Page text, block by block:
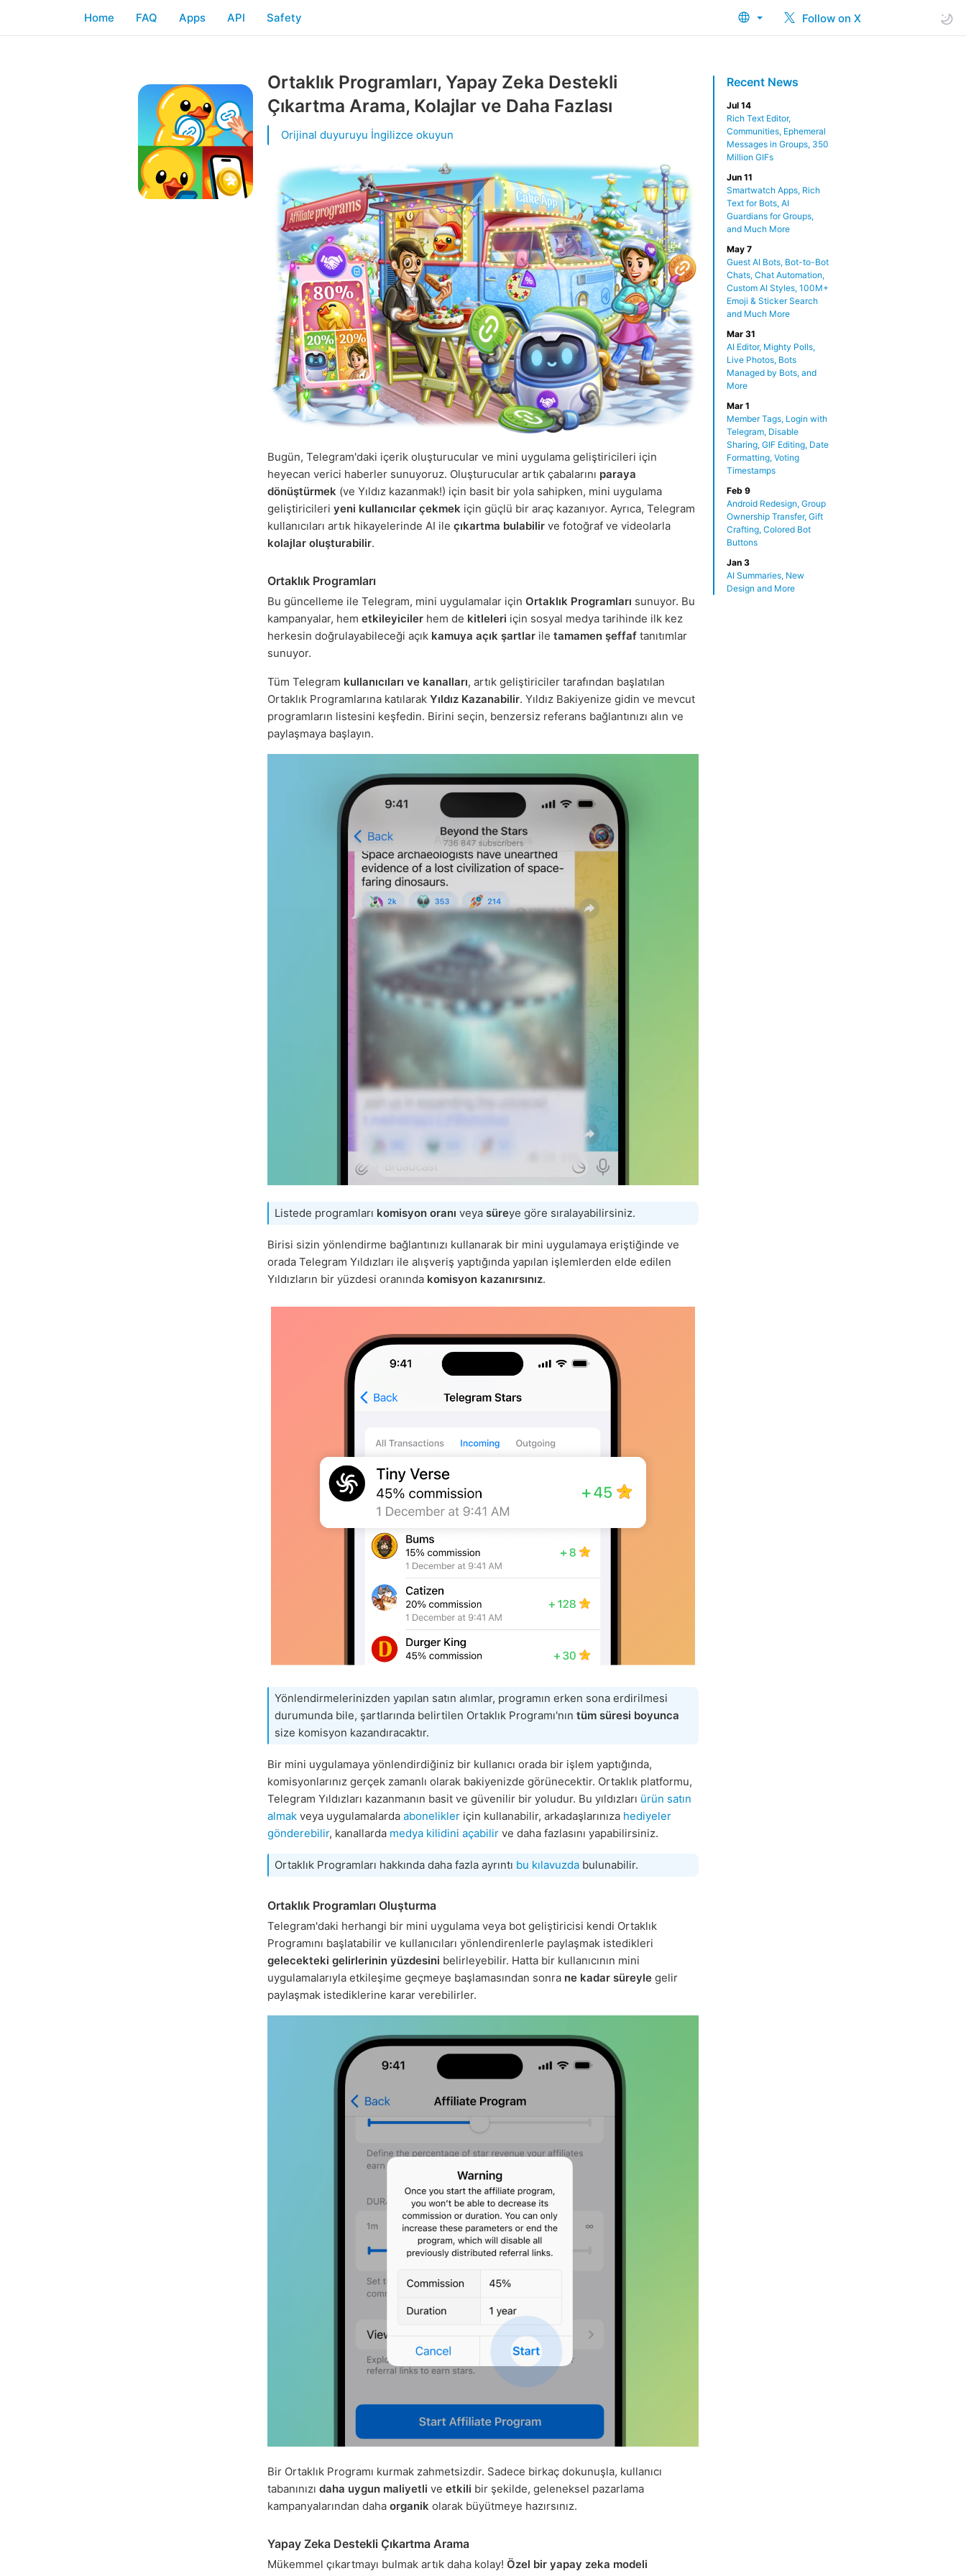
Follow on X
Home FAQ Apps API Safety
Recent News
Jul 14
Rich Text Editor,
Communities, Ephemeral
Messages in Groups, 350
Million GIFs
Jun 11
Smartwatch Apps, Rich
Text for Bots, AI
Guardians for Groups,
and Much More
May 7
Guest AI Bots, Bot-to-Bot
Chats, Chat Automation,
Custom AI Styles, 100M+
Emoji & Sticker Search
and Much More
Mar 31
AI Editor, Mighty Polls,
Live Photos, Bots
Managed by Bots, and
More
Mar 1
Member Tags, Login with
Telegram, Disable
Sharing, GIF Editing, Date
Formatting, Voting
Timestamps
Feb 9
Android Redesign, Group
Ownership Transfer, Gift
Crafting, Colored Bot
Buttons
Jan 3
AI Summaries, New
Design and More
Ortaklık Programları, Yapay Zeka Destekli
Çıkartma Arama, Kolajlar ve Daha Fazlası
Orijinal duyuruyu İngilizce okuyun
Bugün, Telegram'daki içerik oluşturucular ve mini uygulama geliştiricileri için
heyecan verici haberler sunuyoruz. Oluşturucular artık çabalarını paraya
dönüştürmek (ve Yıldız kazanmak!) için basit bir yola sahipken, mini uygulama
geliştiricileri yeni kullanıcılar çekmek için güçlü bir araç kazanıyor. Ayrıca, Telegram
kullanıcıları artık hikayelerinde AI ile çıkartma bulabilir ve fotoğraf ve videolarla
kolajlar oluşturabilir.
Ortaklık Programları
Bu güncelleme ile Telegram, mini uygulamalar için Ortaklık Programları sunuyor. Bu
kampanyalar, hem etkileyiciler hem de kitleleri için sosyal medya tarihinde ilk kez
herkesin doğrulayabileceği açık kamuya açık şartlar ile tamamen şeffaf tanıtımlar
sunuyor.
Tüm Telegram kullanıcıları ve kanalları, artık geliştiriciler tarafından başlatılan
Ortaklık Programlarına katılarak Yıldız Kazanabilir. Yıldız Bakiyenize gidin ve mevcut
programların listesini keşfedin. Birini seçin, benzersiz referans bağlantınızı alın ve
paylaşmaya başlayın.
Listede programları komisyon oranı veya süreye göre sıralayabilirsiniz.
Birisi sizin yönlendirme bağlantınızı kullanarak bir mini uygulamaya eriştiğinde ve
orada Telegram Yıldızları ile alışveriş yaptığında yapılan işlemlerden elde edilen
Yıldızların bir yüzdesi oranında komisyon kazanırsınız.
Yönlendirmelerinizden yapılan satın alımlar, programın erken sona erdirilmesi
durumunda bile, şartlarında belirtilen Ortaklık Programı'nın tüm süresi boyunca
size komisyon kazandıracaktır.
Bir mini uygulamaya yönlendirdiğiniz bir kullanıcı orada bir işlem yaptığında,
komisyonlarınız gerçek zamanlı olarak bakiyenizde görünecektir. Ortaklık platformu,
Telegram Yıldızları kazanmanın basit ve güvenilir bir yoludur. Bu yıldızları ürün satın
almak veya uygulamalarda abonelikler için kullanabilir, arkadaşlarınıza hediyeler
gönderebilir, kanallarda medya kilidini açabilir ve daha fazlasını yapabilirsiniz.
Ortaklık Programları hakkında daha fazla ayrıntı bu kılavuzda bulunabilir.
Ortaklık Programları Oluşturma
Telegram'daki herhangi bir mini uygulama veya bot geliştiricisi kendi Ortaklık
Programını başlatabilir ve kullanıcıları yönlendirenlerle paylaşmak istedikleri
gelecekteki gelirlerinin yüzdesini belirleyebilir. Hatta bir kullanıcının mini
uygulamalarıyla etkileşime geçmeye başlamasından sonra ne kadar süreyle gelir
paylaşmak istediklerine karar verebilirler.
Bir Ortaklık Programı kurmak zahmetsizdir. Sadece birkaç dokunuşla, kullanıcı
tabanınızı daha uygun maliyetli ve etkili bir şekilde, geleneksel pazarlama
kampanyalarından daha organik olarak büyütmeye hazırsınız.
Yapay Zeka Destekli Çıkartma Arama
Mükemmel çıkartmayı bulmak artık daha kolay! Özel bir yapay zeka modeli